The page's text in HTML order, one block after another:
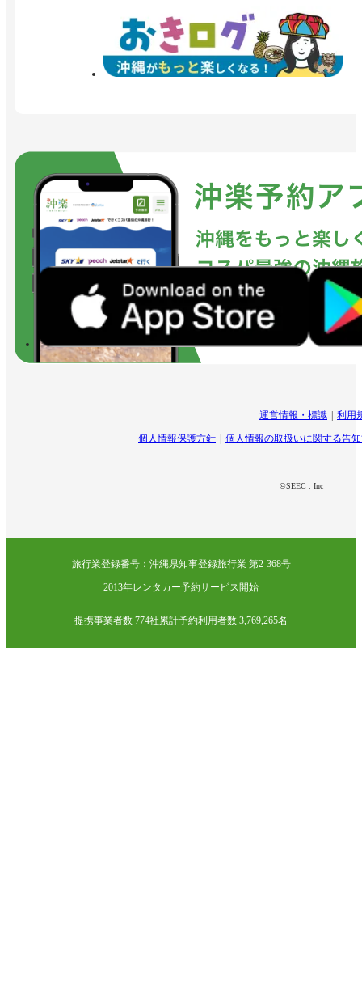
運営情報・標識 利用
個人情報保護方針 個人情報の取扱いに関する告
©SEEC . Inc
旅行業登録番号：沖縄県知事登録旅行業 第2-368号
2013年レンタカー予約サービス開始
提携事業者数 774社累計予約利用者数 3,769,265名